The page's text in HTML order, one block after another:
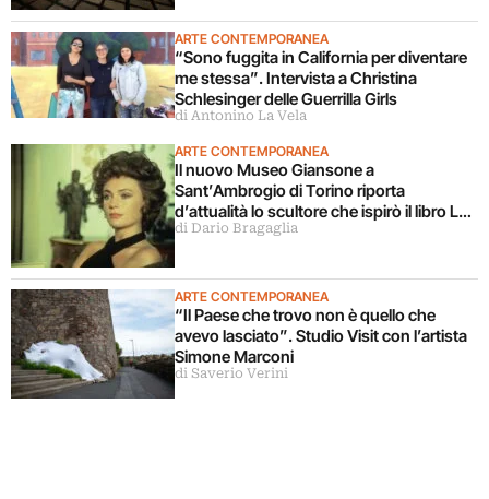
ARTE CONTEMPORANEA
“Sono fuggita in California per diventare
me stessa”. Intervista a Christina
Schlesinger delle Guerrilla Girls
di Antonino La Vela
ARTE CONTEMPORANEA
Il nuovo Museo Giansone a
Sant’Ambrogio di Torino riporta
d’attualità lo scultore che ispirò il libro La
donna della domenica
di Dario Bragaglia
ARTE CONTEMPORANEA
“Il Paese che trovo non è quello che
avevo lasciato”. Studio Visit con l’artista
Simone Marconi
di Saverio Verini